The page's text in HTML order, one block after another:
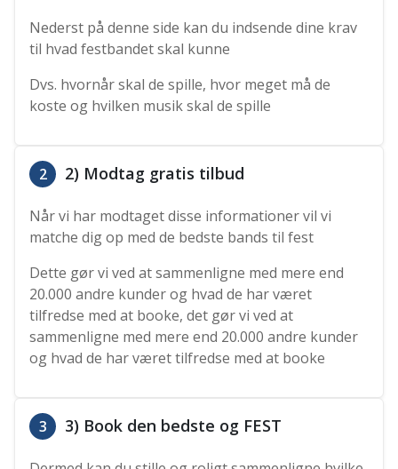
Nederst på denne side kan du indsende dine krav
til hvad festbandet skal kunne
Dvs. hvornår skal de spille, hvor meget må de
koste og hvilken musik skal de spille
2 2) Modtag gratis tilbud
Når vi har modtaget disse informationer vil vi
matche dig op med de bedste bands til fest
Dette gør vi ved at sammenligne med mere end
20.000 andre kunder og hvad de har været
tilfredse med at booke, det gør vi ved at
sammenligne med mere end 20.000 andre kunder
og hvad de har været tilfredse med at booke
3 3) Book den bedste og FEST